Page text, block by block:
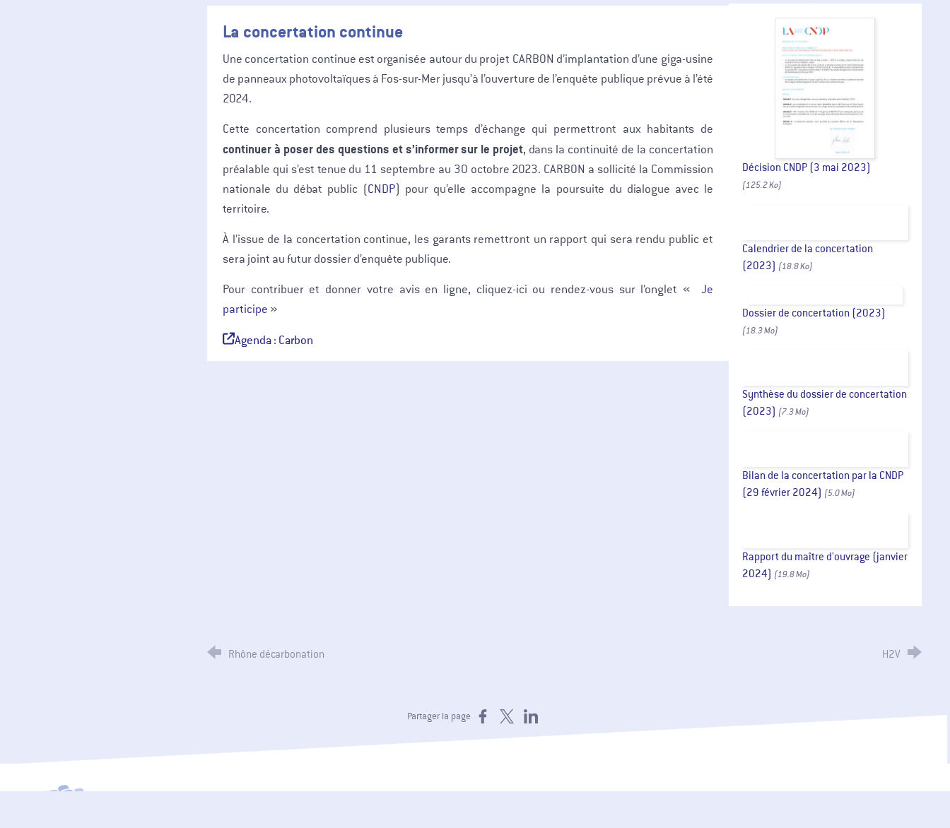
La concertation continue
Une concertation continue est organisée autour du projet CARBON d’implantation d’une giga-usine
de panneaux photovoltaïques à Fos-sur-Mer jusqu’à l’ouverture de l’enquête publique prévue à l’été
2024.
Cette concertation comprend plusieurs temps d’échange qui permettront aux habitants de
continuer à poser des questions et s’informer sur le projet, dans la continuité de la concertation
préalable qui s’est tenue du 11 septembre au 30 octobre 2023. CARBON a sollicité la Commission
nationale du débat public (CNDP) pour qu’elle accompagne la poursuite du dialogue avec le
territoire.
À l’issue de la concertation continue, les garants remettront un rapport qui sera rendu public et
sera joint au futur dossier d’enquête publique.
Pour contribuer et donner votre avis en ligne, cliquez-ici ou rendez-vous sur l’onglet « Je
participe »
Agenda : Carbon
Décision CNDP (3 mai 2023)
(125.2 Ko)
Calendrier de la concertation
(2023) (18.8 Ko)
Dossier de concertation (2023)
(18.3 Mo)
Synthèse du dossier de concertation
(2023) (7.3 Mo)
Bilan de la concertation par la CNDP
(29 février 2024) (5.0 Mo)
Rapport du maître d'ouvrage (janvier
2024) (19.8 Mo)
Rhône décarbonation H2V
Partager la page Partager sur Facebook
Partager sur XPartager sur LinkedIn
SPPPI Paca - Secrétariat Permanent pour la Prévention des Pollutions Industrielles